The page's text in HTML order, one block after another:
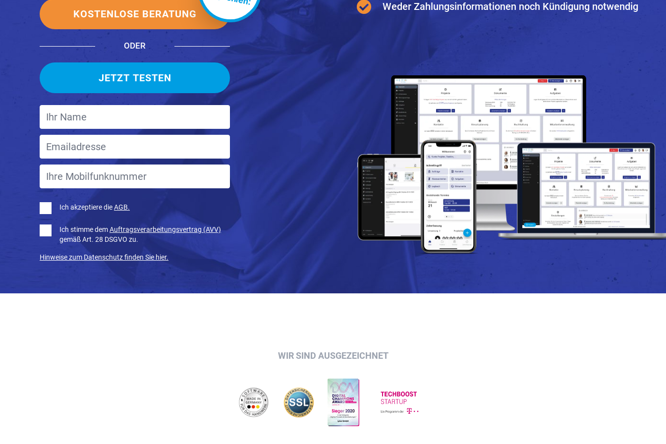
KOSTENLOSE BERATUNG
ODER
JETZT TESTEN
Ich akzeptiere dieAGB.
Ich stimme demAuftragsverarbeitungsvertrag (AVV)
gemäß Art. 28 DSGVO zu.
Hinweise zum Datenschutz finden Sie hier.
Weder Zahlungsinformationen noch Kündigung notwendig
WIR SIND AUSGEZEICHNET